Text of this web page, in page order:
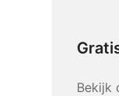
Bekijk